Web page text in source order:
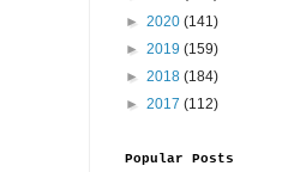
► 2020 (141)
► 2019 (159)
► 2018 (184)
► 2017 (112)
Popular Posts